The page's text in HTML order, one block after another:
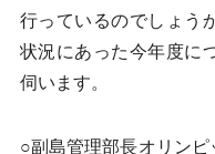
行っているのでしょう
状況にあった今年度に
伺います。
○副島管理部長オリン